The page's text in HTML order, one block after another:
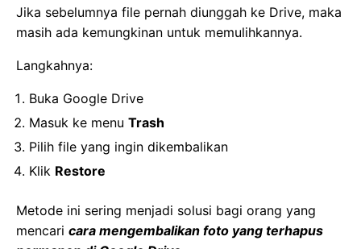
Jika sebelumnya file pernah diunggah ke Drive, maka
masih ada kemungkinan untuk memulihkannya.
Langkahnya:
Buka Google Drive
Masuk ke menu Trash
Pilih file yang ingin dikembalikan
Klik Restore
Metode ini sering menjadi solusi bagi orang yang
mencari cara mengembalikan foto yang terhapus